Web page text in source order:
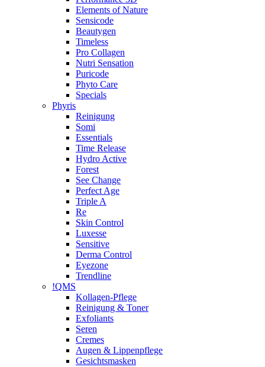
Elements of Nature
Sensicode
Beautygen
Timeless
Pro Collagen
Nutri Sensation
Puricode
Phyto Care
Specials
Phyris
Reinigung
Somi
Essentials
Time Release
Hydro Active
Forest
See Change
Perfect Age
Triple A
Re
Skin Control
Luxesse
Sensitive
Derma Control
Eyezone
Trendline
!QMS
Kollagen-Pflege
Reinigung & Toner
Exfoliants
Seren
Cremes
Augen & Lippenpflege
Gesichtsmasken